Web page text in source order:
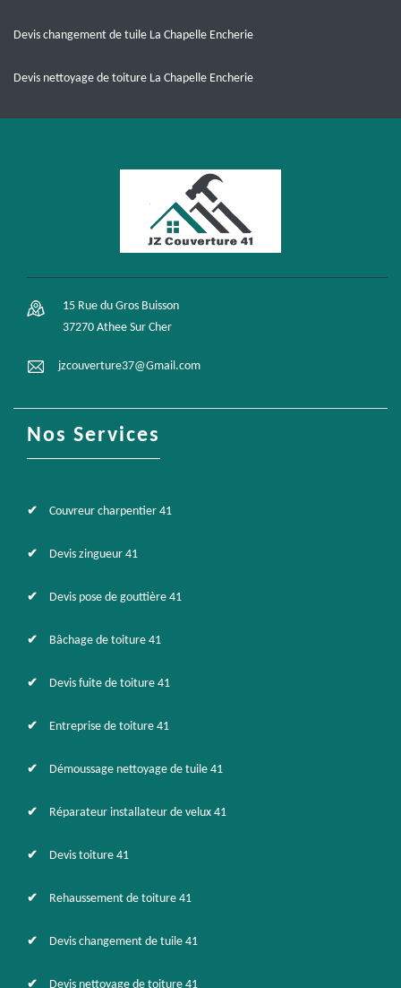
Devis changement de tuile La Chapelle Encherie
Devis nettoyage de toiture La Chapelle Encherie
15 Rue du Gros Buisson
37270 Athee Sur Cher
jzcouverture37@Gmail.com
Nos Services
Couvreur charpentier 41
Devis zingueur 41
Devis pose de gouttière 41
Bâchage de toiture 41
Devis fuite de toiture 41
Entreprise de toiture 41
Démoussage nettoyage de tuile 41
Réparateur installateur de velux 41
Devis toiture 41
Rehaussement de toiture 41
Devis changement de tuile 41
Devis nettoyage de toiture 41